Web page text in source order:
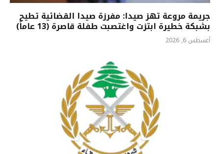
جريمة مروعة تهز صيدا: مفرزة صيدا القضائية تطيح
بشبكة خطيرة ابتزت واغتصبت طفلة قاصرة (13 عاماً)
أغسطس 6, 2026